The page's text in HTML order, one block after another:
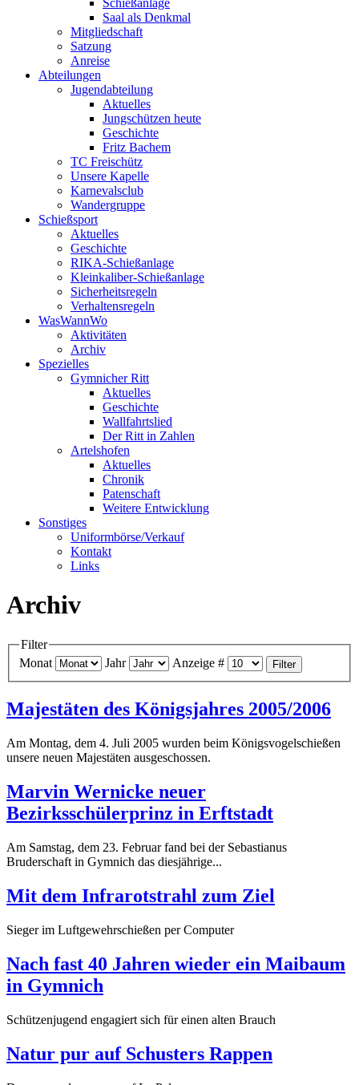
Schießanlage
Saal als Denkmal
Mitgliedschaft
Satzung
Anreise
Abteilungen
Jugendabteilung
Aktuelles
Jungschützen heute
Geschichte
Fritz Bachem
TC Freischütz
Unsere Kapelle
Karnevalsclub
Wandergruppe
Schießsport
Aktuelles
Geschichte
RIKA-Schießanlage
Kleinkaliber-Schießanlage
Sicherheitsregeln
Verhaltensregeln
WasWannWo
Aktivitäten
Archiv
Spezielles
Gymnicher Ritt
Aktuelles
Geschichte
Wallfahrtslied
Der Ritt in Zahlen
Artelshofen
Aktuelles
Chronik
Patenschaft
Weitere Entwicklung
Sonstiges
Uniformbörse/Verkauf
Kontakt
Links
Archiv
Filter
Monat
Jahr Anzeige # Filter
Majestäten des Königsjahres 2005/2006
Am Montag, dem 4. Juli 2005 wurden beim Königsvogelschießen
unsere neuen Majestäten ausgeschossen.
Marvin Wernicke neuer
Bezirksschülerprinz in Erftstadt
Am Samstag, dem 23. Februar fand bei der Sebastianus
Bruderschaft in Gymnich das diesjährige...
Mit dem Infrarotstrahl zum Ziel
Sieger im Luftgewehrschießen per Computer
Nach fast 40 Jahren wieder ein Maibaum
in Gymnich
Schützenjugend engagiert sich für einen alten Brauch
Natur pur auf Schusters Rappen